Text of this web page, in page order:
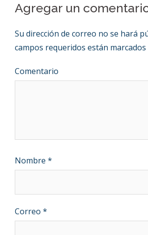
Agregar un
Su dirección de correo no se hará
campos requeridos están marcados
Comentario
Nombre *
Correo *